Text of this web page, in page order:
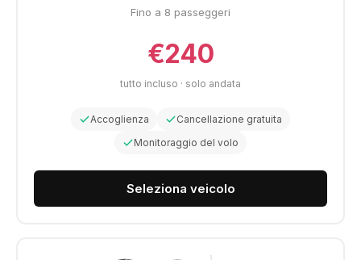
Fino a 8 passeggeri
€240
tutto incluso · solo andata
Accoglienza
Cancellazione gratuita
Monitoraggio del volo
Seleziona veicolo